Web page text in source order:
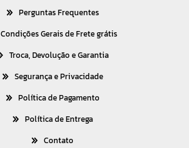
Perguntas Frequentes
Condições Gerais de Frete grátis
Troca, Devolução e Garantia
Segurança e Privacidade
Política de Pagamento
Política de Entrega
Contato